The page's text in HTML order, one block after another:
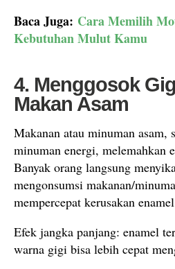
Baca Juga: Cara Memilih
Kebutuhan Mulut Kamu
4. Menggosok
Makan Asam
Makanan atau minuman asam,
minuman energi, melemahkan
Banyak orang langsung
mengonsumsi makanan/
mempercepat kerusakan
Efek jangka panjang: enamel
warna gigi bisa lebih cepat